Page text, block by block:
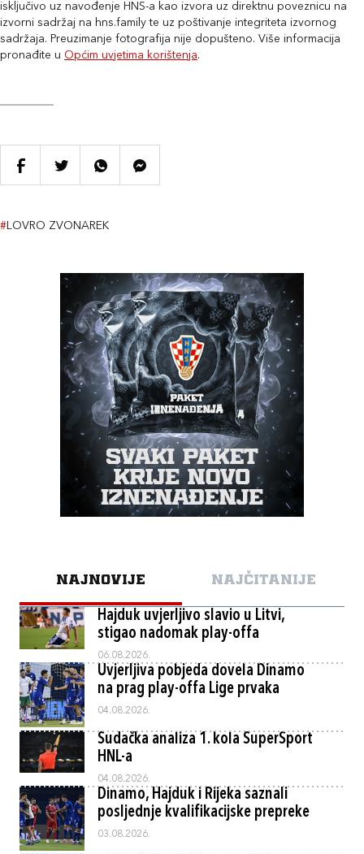
isključivo uz navođenje HNS-a kao izvora uz direktnu poveznicu na
izvorni sadržaj na hns.family te uz poštivanje integriteta izvornog
sadržaja. Preuzimanje fotografija nije dopušteno. Više informacija
pronađite u Općim uvjetima korištenja.
#LOVRO ZVONAREK
NAJNOVIJE NAJČITANIJE
Hajduk uvjerljivo slavio u Litvi,
stigao nadomak play-offa
06.08.2026.
Uvjerljiva pobjeda dovela Dinamo
na prag play-offa Lige prvaka
04.08.2026.
Sudačka analiza 1. kola SuperSport
HNL-a
04.08.2026.
Dinamo, Hajduk i Rijeka saznali
posljednje kvalifikacijske prepreke
03.08.2026.